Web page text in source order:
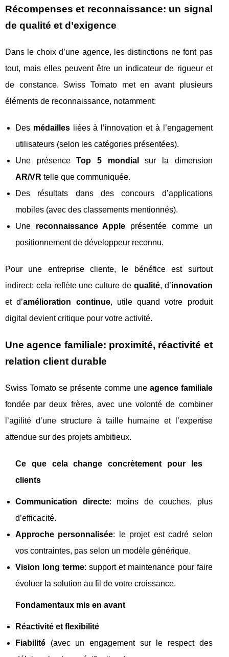
Récompenses et reconnaissance: un signal
de qualité et d’exigence
Dans le choix d’une agence, les distinctions ne font pas
tout, mais elles peuvent être un indicateur de rigueur et
de constance. Swiss Tomato met en avant plusieurs
éléments de reconnaissance, notamment:
Des médaillesliées à l’innovation et à l’engagement
utilisateurs (selon les catégories présentées).
Une présenceTop 5 mondial
sur la dimension
AR/VR telle que communiquée.
Des résultats dans des concours d’applications
mobiles (avec des classements mentionnés).
Une reconnaissance Apple présentée comme un
positionnement de développeur reconnu.
Pour une entreprise cliente, le bénéfice est surtout
indirect: cela reflète une culture de qualité, d’innovation
et d’amélioration continue, utile quand votre produit
digital devient critique pour votre activité.
Une agence familiale: proximité, réactivité et
relation client durable
Swiss Tomato se présente comme une agence familiale
fondée par deux frères, avec une volonté de combiner
l’agilité d’une structure à taille humaine et l’expertise
attendue sur des projets ambitieux.
Ce que cela change concrètement pour les
clients
Communication directe: moins de couches, plus
d’efficacité.
Approche personnalisée: le projet est cadré selon
vos contraintes, pas selon un modèle générique.
Vision long terme: support et maintenance pour faire
évoluer la solution au fil de votre croissance.
Fondamentaux mis en avant
Réactivité et flexibilité
Fiabilité (avec un engagement sur le respect des